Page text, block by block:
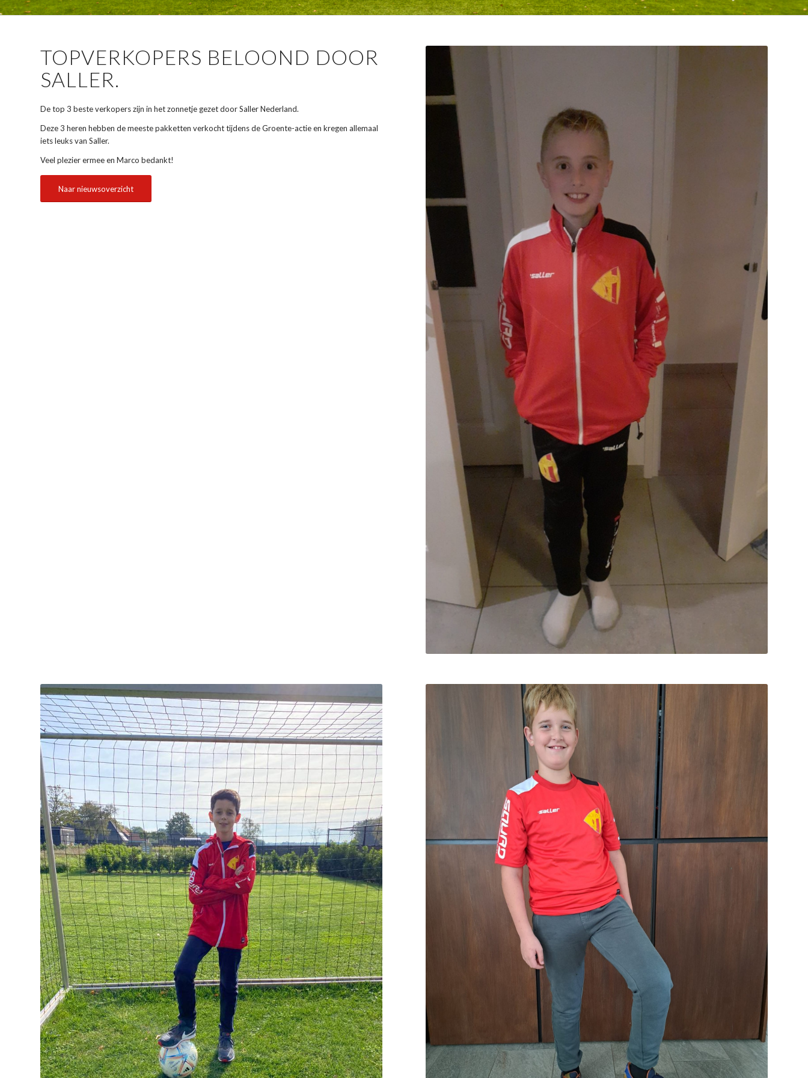
TOPVERKOPERS BELOOND DOOR
SALLER.
De top 3 beste verkopers zijn in het zonnetje gezet door Saller Nederland.
Deze 3 heren hebben de meeste pakketten verkocht tijdens de Groente-actie en kregen allemaal
iets leuks van Saller.
Veel plezier ermee en Marco bedankt!
Naar nieuwsoverzicht